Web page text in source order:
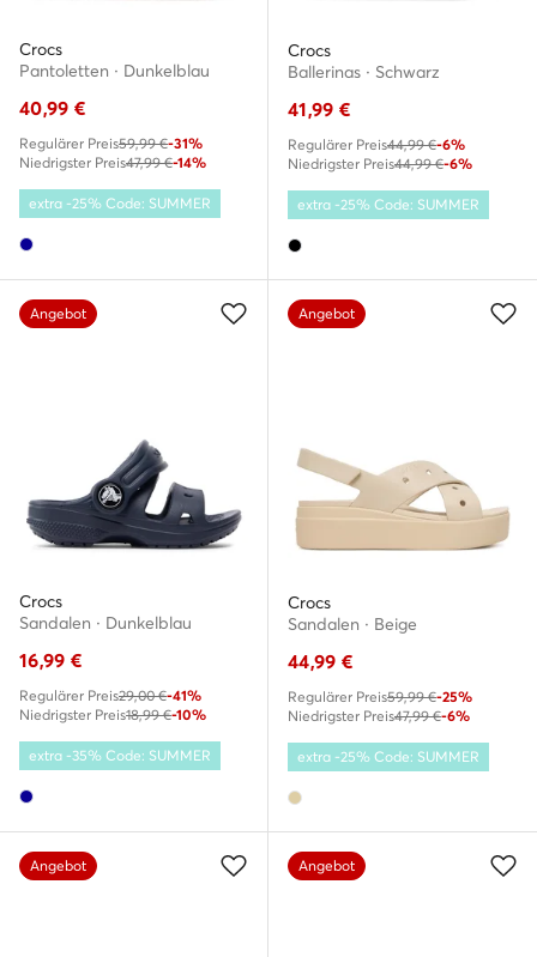
Crocs
Pantoletten · Dunkelblau
40,99 €
Regulärer Preis59,99 €-31%
Niedrigster Preis47,99 €-14%
extra -25% Code: SUMMER
Crocs
Ballerinas · Schwarz
41,99 €
Regulärer Preis44,99 €-6%
Niedrigster Preis44,99 €-6%
extra -25% Code: SUMMER
Angebot
Crocs
Sandalen · Dunkelblau
16,99 €
Regulärer Preis29,00 €-41%
Niedrigster Preis18,99 €-10%
extra -35% Code: SUMMER
Angebot
Crocs
Sandalen · Beige
44,99 €
Regulärer Preis59,99 €-25%
Niedrigster Preis47,99 €-6%
extra -25% Code: SUMMER
Angebot Angebot